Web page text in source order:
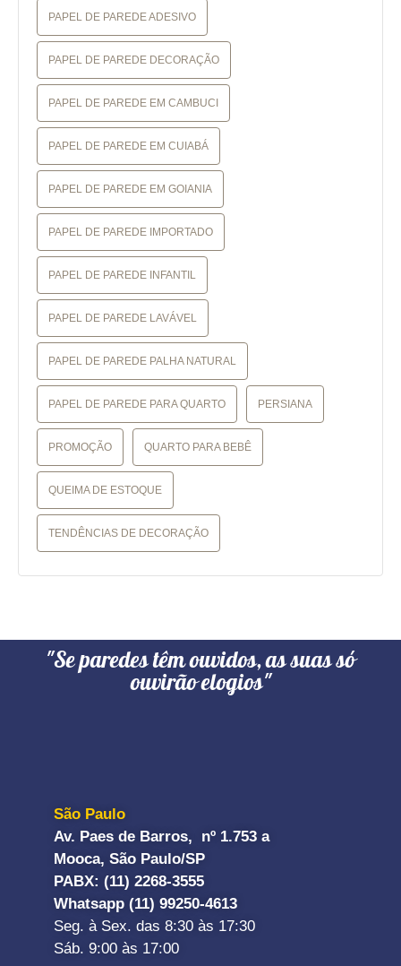
PAPEL DE PAREDE ADESIVO
PAPEL DE PAREDE DECORAÇÃO
PAPEL DE PAREDE EM CAMBUCI
PAPEL DE PAREDE EM CUIABÁ
PAPEL DE PAREDE EM GOIANIA
PAPEL DE PAREDE IMPORTADO
PAPEL DE PAREDE INFANTIL
PAPEL DE PAREDE LAVÁVEL
PAPEL DE PAREDE PALHA NATURAL
PAPEL DE PAREDE PARA QUARTO PERSIANA
PROMOÇÃO QUARTO PARA BEBÊ
QUEIMA DE ESTOQUE
TENDÊNCIAS DE DECORAÇÃO
"Se paredes têm ouvidos, as suas só
ouvirão elogios"
São Paulo
Av. Paes de Barros, nº 1.753 a
Mooca, São Paulo/SP
PABX: (11) 2268-3555
Whatsapp (11) 99250-4613
Seg. à Sex. das 8:30 às 17:30
Sáb. 9:00 às 17:00